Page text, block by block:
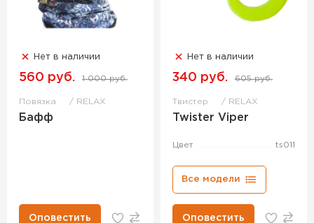
Нет в наличии
560 руб. 1 000 руб.
Повязка RELAX
Бафф
Оповестить
Нет в наличии
340 руб. 605 руб.
Твистер RELAX
Twister Viper
Цвет ts011
Все модели
Оповестить